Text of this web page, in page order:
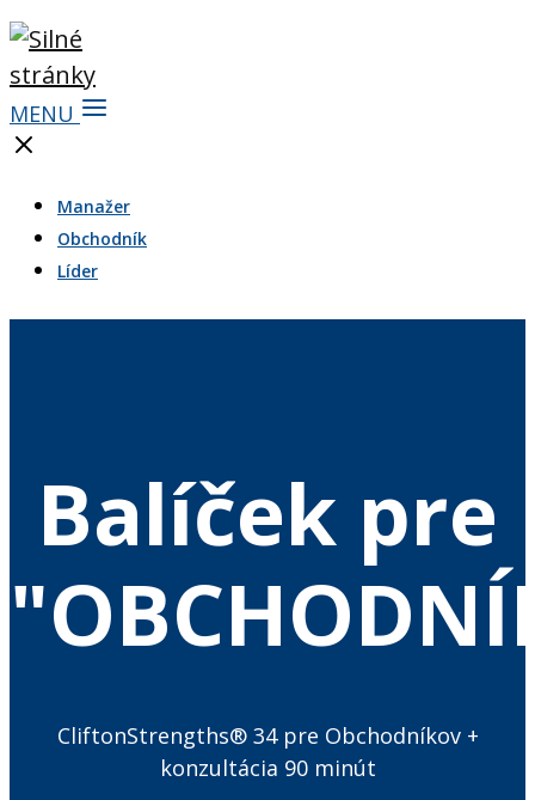
MENU
Manažer
Obchodník
Líder
Balíček pre
CliftonStrengths® 34 pre Obchodníkov +
konzultácia 90 minút